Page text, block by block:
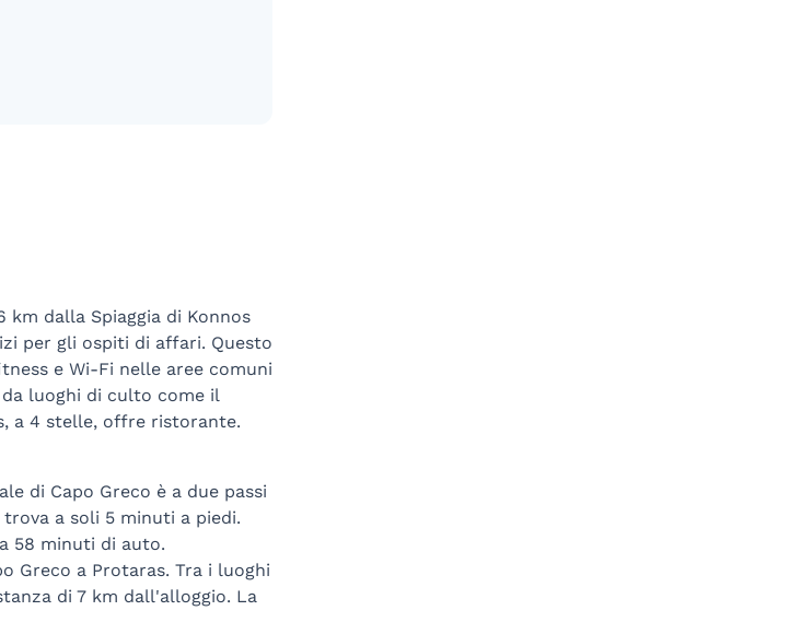
dalla Spiaggia di Konnos
per gli ospiti di affari. Questo
e Wi-Fi nelle aree comuni
luoghi di culto come il
a 4 stelle, offre ristorante.
di Capo Greco è a due passi
a soli 5 minuti a piedi.
58 minuti di auto.
Greco a Protaras. Tra i luoghi
di 7 km dall'alloggio. La